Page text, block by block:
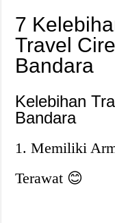
7
Travel
Bandara
Kelebihan
Bandara
1. Memiliki
Terawat 😊